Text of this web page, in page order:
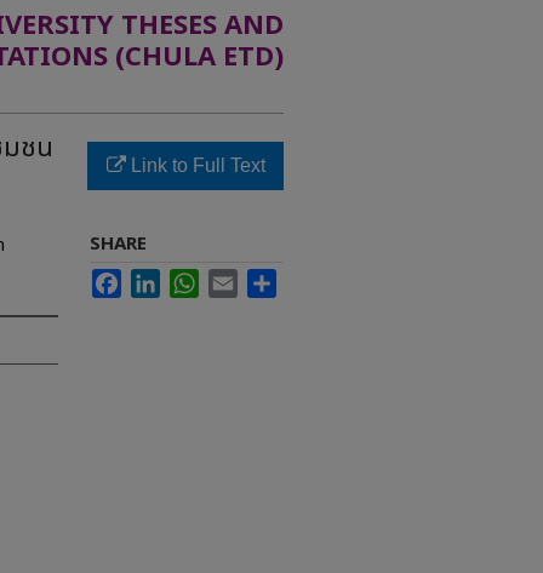
THESES AND
(CHULA ETD)
ชน Link to Full Text
SHARE
FacebookLinkedInWhatsApp
Email